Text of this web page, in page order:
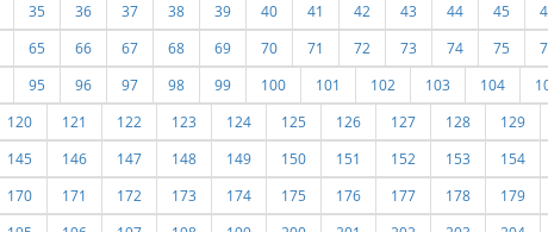
35 36 37 38 39 40 41 42 43 44 45
65 66 67 68 69 70 71 72 73 74 75
95 96 97 98 99 100 101 102 103 104
120 121 122 123 124 125 126 127 128 129
145 146 147 148 149 150 151 152 153 154
170 171 172 173 174 175 176 177 178 179